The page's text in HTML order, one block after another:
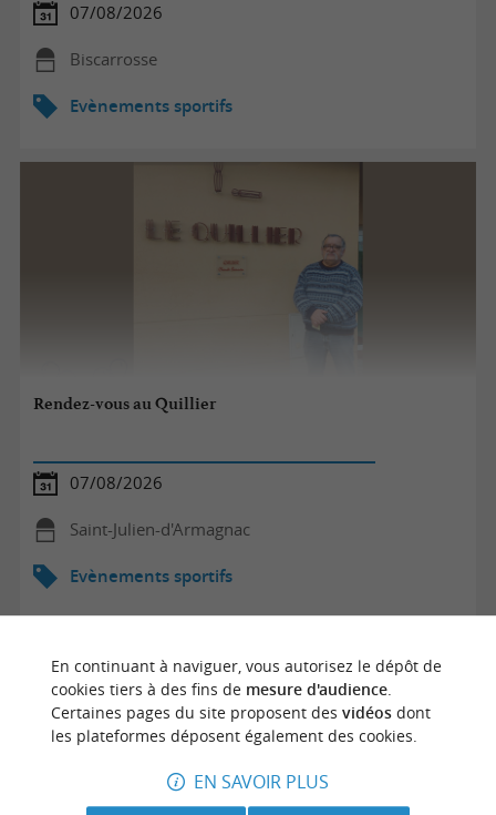
07/08/2026
Biscarrosse
Evènements sportifs
Rendez-vous au Quillier
07/08/2026
Saint-Julien-d'Armagnac
Evènements sportifs
En continuant à naviguer, vous autorisez le dépôt de
cookies tiers à des fins de mesure d'audience.
Certaines pages du site proposent des vidéosdont
les plateformes déposent également des cookies.
EN SAVOIR PLUS